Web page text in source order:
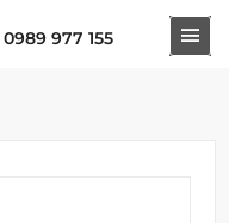
0989 977 155